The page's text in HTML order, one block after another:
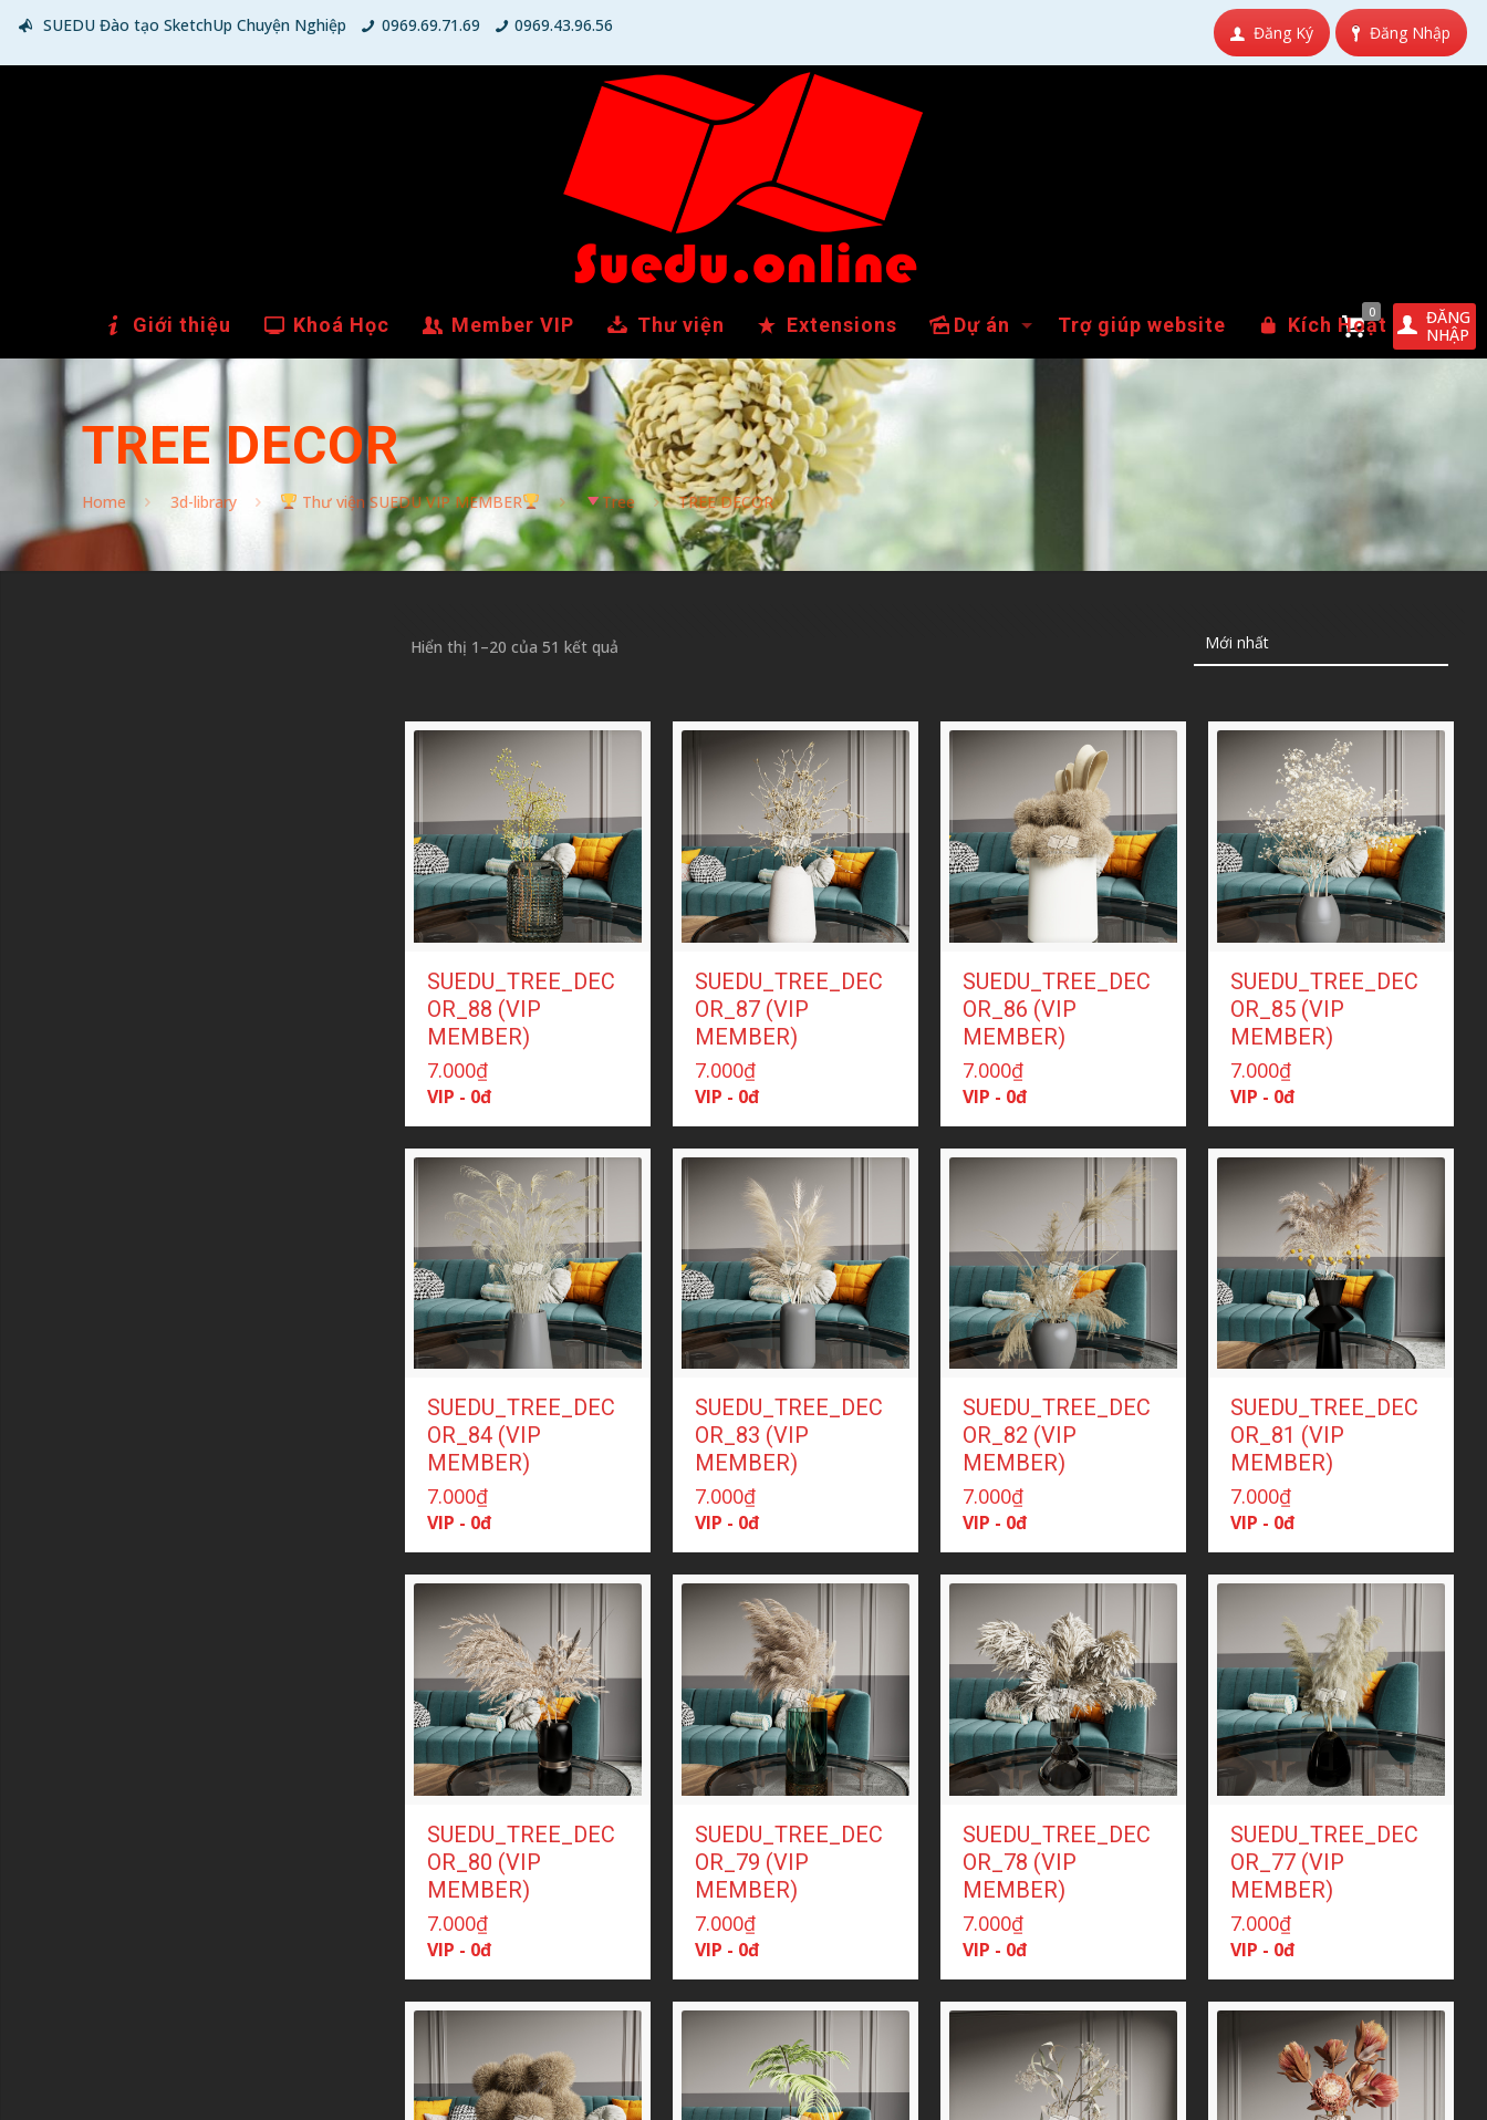
SUEDU Đào tạo SketchUp Chuyện Nghiệp 0969.69.71.69 0969.43.96.56 Đăng Nhập
Đăng Ký
Giới thiệu Khoá Học Member VIP Thư viện Extensions Dự án Trợ giúp website Kích Hoạt
0
ĐĂNG
NHẬP
TREE DECOR
Home 3d-library Thư viện SUEDU VIP MEMBER Tree TREE DECOR
Hiển thị 1–20 của 51 kết quảĐược
theo
SUEDU_TREE_DEC
OR_88 (VIP
MEMBER)
7.000₫
VIP - 0đ
SUEDU_TREE_DEC
OR_87 (VIP
MEMBER)
7.000₫
VIP - 0đ
SUEDU_TREE_DEC
OR_86 (VIP
MEMBER)
7.000₫
VIP - 0đ
SUEDU_TREE_DEC
OR_85 (VIP
MEMBER)
7.000₫
VIP - 0đ
SUEDU_TREE_DEC
OR_84 (VIP
MEMBER)
7.000₫
VIP - 0đ
SUEDU_TREE_DEC
OR_83 (VIP
MEMBER)
7.000₫
VIP - 0đ
SUEDU_TREE_DEC
OR_82 (VIP
MEMBER)
7.000₫
VIP - 0đ
SUEDU_TREE_DEC
OR_81 (VIP
MEMBER)
7.000₫
VIP - 0đ
SUEDU_TREE_DEC
OR_80 (VIP
MEMBER)
7.000₫
VIP - 0đ
SUEDU_TREE_DEC
OR_79 (VIP
MEMBER)
7.000₫
VIP - 0đ
SUEDU_TREE_DEC
OR_78 (VIP
MEMBER)
7.000₫
VIP - 0đ
SUEDU_TREE_DEC
OR_77 (VIP
MEMBER)
7.000₫
VIP - 0đ